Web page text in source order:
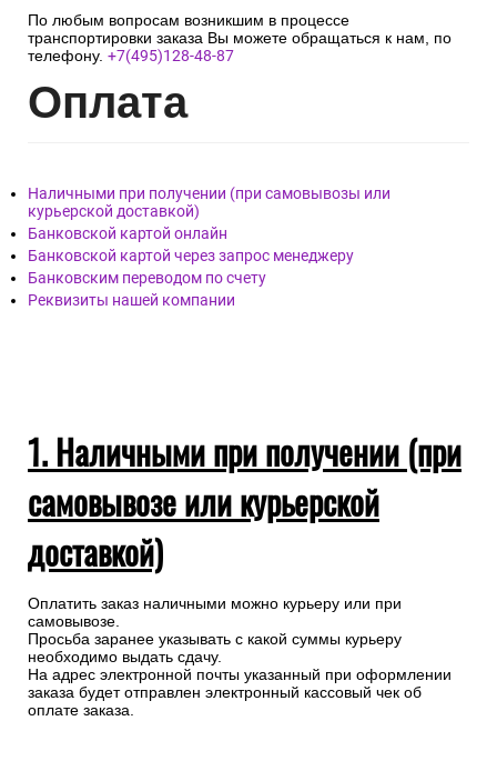
По любым вопросам возникшим в процессе
транспортировки заказа Вы можете обращаться к нам, по
телефону. +7(495)128-48-87
Оплата
Наличными при получении (при самовывозы или
курьерской доставкой)
Банковской картой онлайн
Банковской картой через запрос менеджеру
Банковским переводом по счету
Реквизиты нашей компании
1. Наличными при получении (при
самовывозе или курьерской
доставкой)
Оплатить заказ наличными можно курьеру или при
самовывозе.
Просьба заранее указывать с какой суммы курьеру
необходимо выдать сдачу.
На адрес электронной почты указанный при оформлении
заказа будет отправлен электронный кассовый чек об
оплате заказа.